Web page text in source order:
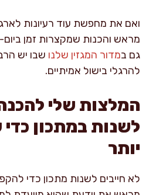
ואם את מחפשת עוד רעיונות
מראש והכנות שמקצרות זמן
גם במדור המגזין שלנו שבו יש
להרגלי בישול אמיתיים.
המלצות שלי
לשנות במתכון
יותר
לא חייבים לשנות מתכון כדי